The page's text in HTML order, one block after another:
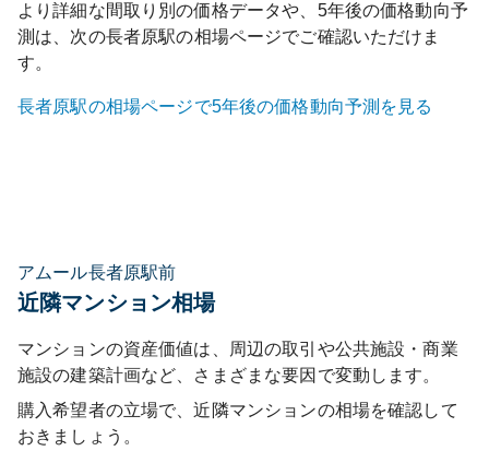
より詳細な間取り別の価格データや、5年後の価格動向予
測は、次の長者原駅の相場ページでご確認いただけま
す。
長者原駅の相場ページで5年後の価格動向予測を見る
アムール長者原駅前
近隣マンション相場
マンションの資産価値は、周辺の取引や公共施設・商業
施設の建築計画など、さまざまな要因で変動します。
購入希望者の立場で、近隣マンションの相場を確認して
おきましょう。